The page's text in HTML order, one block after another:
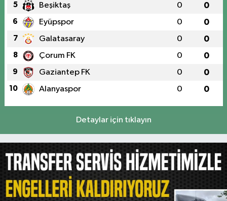
5 Beşiktaş 0 0
6 Eyüpspor 0 0
7 Galatasaray 0 0
8 Çorum FK 0 0
9 Gaziantep FK 0 0
10 Alanyaspor 0 0
Detaylar için tıklayın